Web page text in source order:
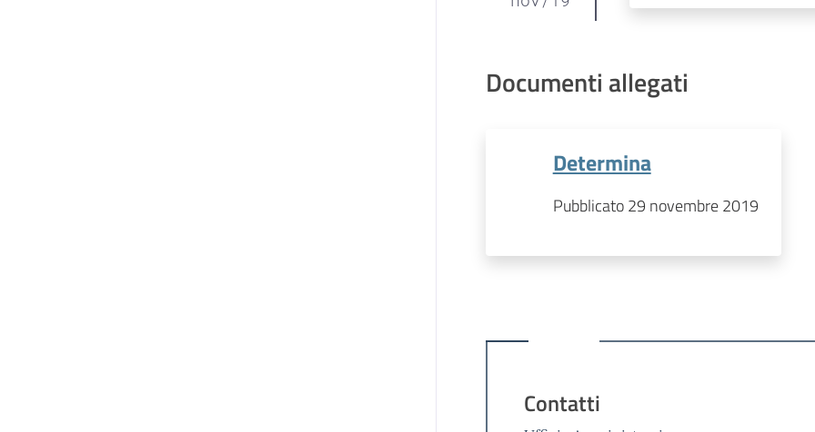
Documenti allegati
Determina
Pubblicato 29 novembre 2019
Contatti